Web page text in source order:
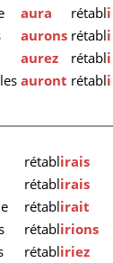
aura rétabli
aurons rétabli
aurez rétabli
auront rétabli
rétablirais
rétablirais
rétablirait
rétablirions
rétabliriez